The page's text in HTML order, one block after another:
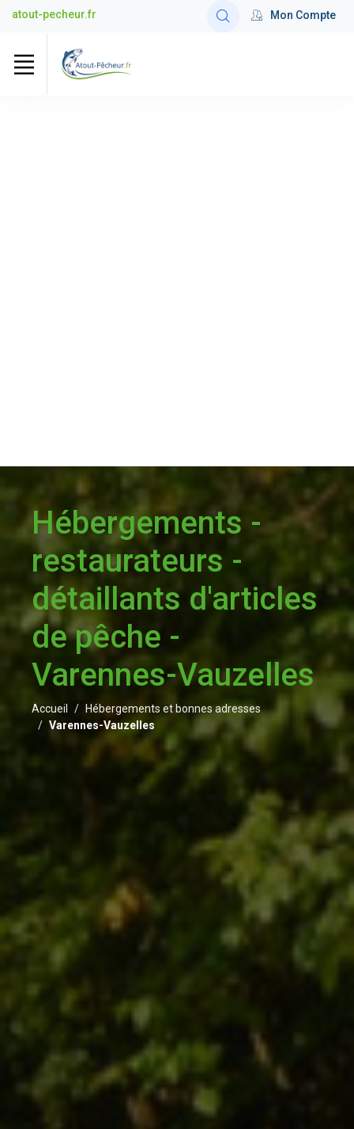
atout-pecheur.fr Mon Compte
Hébergements -
restaurateurs -
détaillants d'articles
de pêche -
Varennes-Vauzelles
Accueil
Hébergements et bonnes adresses
Varennes-Vauzelles